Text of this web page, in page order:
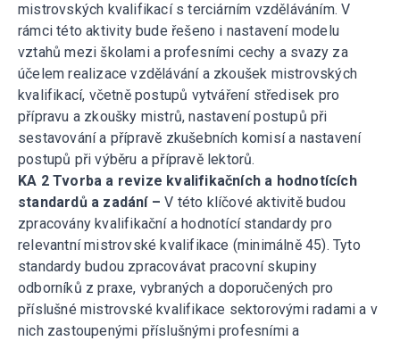
mistrovských kvalifikací s terciárním vzděláváním. V
rámci této aktivity bude řešeno i nastavení modelu
vztahů mezi školami a profesními cechy a svazy za
účelem realizace vzdělávání a zkoušek mistrovských
kvalifikací, včetně postupů vytváření středisek pro
přípravu a zkoušky mistrů, nastavení postupů při
sestavování a přípravě zkušebních komisí a nastavení
postupů při výběru a přípravě lektorů.
KA 2 Tvorba a revize kvalifikačních a hodnotících
standardů a zadání –V této klíčové aktivitě budou
zpracovány kvalifikační a hodnotící standardy pro
relevantní mistrovské kvalifikace (minimálně 45). Tyto
standardy budou zpracovávat pracovní skupiny
odborníků z praxe, vybraných a doporučených pro
příslušné mistrovské kvalifikace sektorovými radami a v
nich zastoupenými příslušnými profesními a